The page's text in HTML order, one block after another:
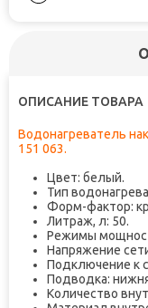
ОПИСАНИЕ ТОВАРА
Водонагреватель
151 063.
Цвет: белый.
Тип
Форм-фактор:
Литраж, л: 50.
Режимы
Напряжение
Подключение к
Подводка:
Количество